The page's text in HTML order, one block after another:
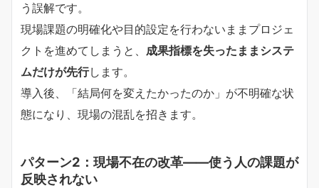
う誤解です。
現場課題の明確化や目的設定を行わないままプロジェ
クトを進めてしまうと、 成果指標を失ったままシステ
ムだけが先行します。
導入後、「結局何を変えたかったのか」が不明確な状
態になり、現場の混乱を招きます。
パターン2：現場不在の改革――使う人の課題が
反映されない